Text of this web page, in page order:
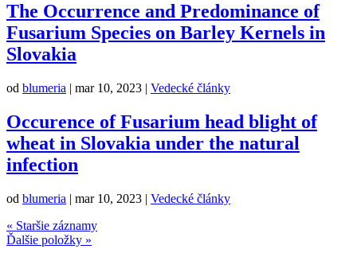
The Occurrence and Predominance of
Fusarium Species on Barley Kernels in
Slovakia
od blumeria | mar 10, 2023 | Vedecké články
Occurence of Fusarium head blight of
wheat in Slovakia under the natural
infection
od blumeria | mar 10, 2023 | Vedecké články
« Staršie záznamy
Ďalšie položky »